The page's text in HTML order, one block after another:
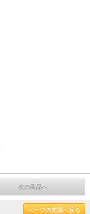
次の商品へ
ページの先頭へ戻る